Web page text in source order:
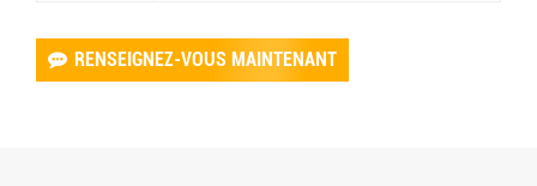
RENSEIGNEZ-VOUS MAINTENANT